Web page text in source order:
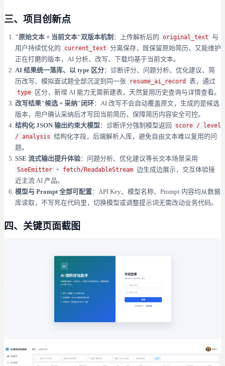
三、项目创新点
"原始文本 + 当前文本"双版本机制 ：上传解析后的 original_text 与
用户持续优化的
current_text 分离保存，既保留原始简历，又能维护
正在打磨的版本，AI 分析、改写、下载均基于当前文本。
AI 结果统一落库、以 type 区分：诊断评分、问题分析、优化建议、简
历改写、模拟面试题全部沉淀到同一张
resume_ai_record 表，通过
type
区分，新增 AI 能力无需新建表，天然复用历史查询与详情查看。
改写结果"候选 + 采纳"闭环：AI 改写不会自动覆盖原文，生成的是候选
版本，用户确认采纳后才写回当前简历，保障简历内容安全可控。
结构化 JSON 输出约束大模型：诊断评分强制模型返回
score / level
/ analysis 结构化字段，后端解析入库，避免自由文本难以复用的问
题。
SSE 流式输出提升体验：问题分析、优化建议等长文本场景采用
SseEmitter + fetch/ReadableStream 边生成边展示，交互体验接
近主流 AI 产品。
模型与 Prompt 全部可配置：API Key、模型名称、Prompt 内容均从数据
库读取，不写死在代码里，切换模型或调整提示词无需改动业务代码。
四、关键页面截图